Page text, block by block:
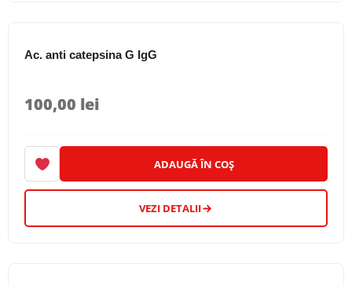
Ac. anti catepsina G IgG
100,00 lei
ADAUGĂ ÎN COȘ
VEZI DETALII